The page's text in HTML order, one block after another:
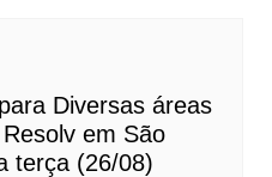
Diversas áreas
em São
terça (26/08)